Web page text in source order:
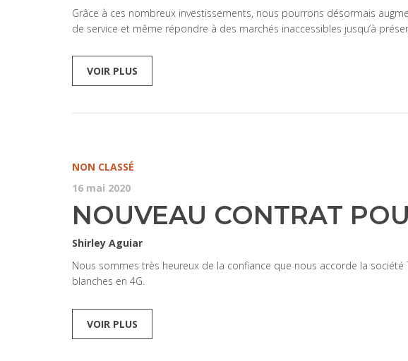
Grâce à ces nombreux investissements, nous pourrons désormais
de service et même répondre à des marchés inaccessibles jusqu’à
VOIR PLUS
NON CLASSÉ
16 mai 2020
NOUVEAU CONTRAT
Shirley Aguiar
Nous sommes très heureux de la confiance que nous accorde la société
blanches en 4G.
VOIR PLUS